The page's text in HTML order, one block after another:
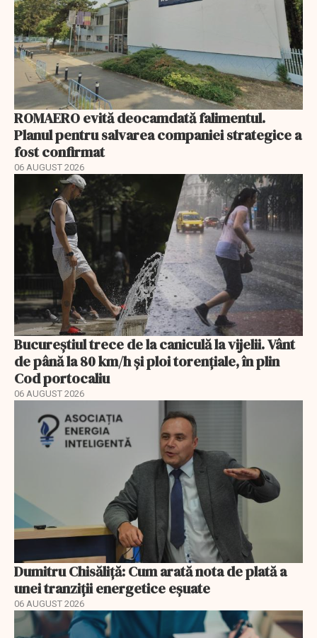
ROMAERO evită deocamdată falimentul.
Planul pentru salvarea companiei strategice a
fost confirmat
06 AUGUST 2026
Bucureștiul trece de la caniculă la vijelii. Vânt
de până la 80 km/h și ploi torențiale, în plin
Cod portocaliu
06 AUGUST 2026
Dumitru Chisăliță: Cum arată nota de plată a
unei tranziții energetice eșuate
06 AUGUST 2026